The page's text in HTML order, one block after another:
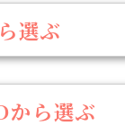
選ぶ
から選ぶ